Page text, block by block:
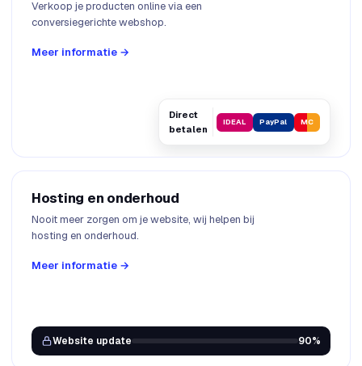
Verkoop je producten online via een
conversiegerichte webshop.
Meer informatie →
Direct
betalen
iDEAL PayPal MC
Hosting en onderhoud
Nooit meer zorgen om je website, wij helpen bij
hosting en onderhoud.
Meer informatie →
Website update 90%